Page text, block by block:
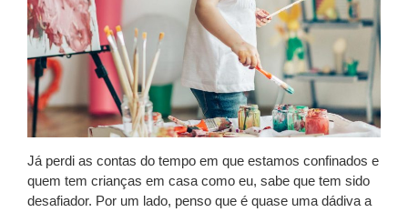
Já perdi as contas do tempo em que estamos confinados e
quem tem crianças em casa como eu, sabe que tem sido
desafiador. Por um lado, penso que é quase uma dádiva a